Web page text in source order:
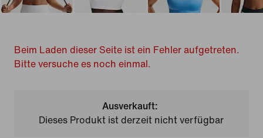
Beim Laden dieser Seite ist ein Fehler aufgetreten.
Bitte versuche es noch einmal.
Ausverkauft:
Dieses Produkt ist derzeit nicht verfügbar